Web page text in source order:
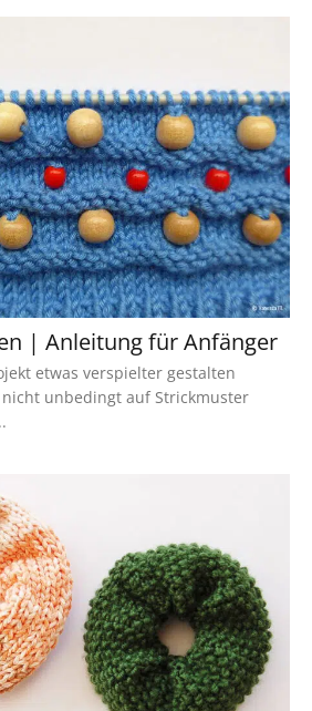
| Anleitung für Anfänger
etwas verspielter gestalten
unbedingt auf Strickmuster